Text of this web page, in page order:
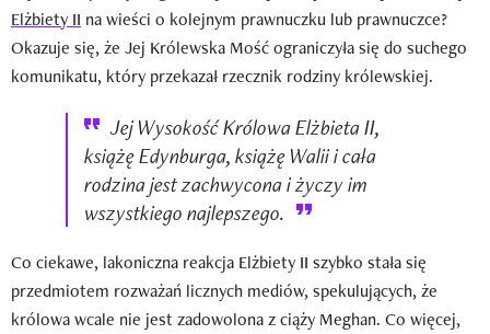
Elżbiety II na wieści o kolejnym prawnuczku lub prawnuczce?
Okazuje się, że Jej Królewska Mość ograniczyła się do suchego
komunikatu, który przekazał rzecznik rodziny królewskiej.
Jej Wysokość Królowa Elżbieta II,
książę Edynburga, książę Walii i cała
rodzina jest zachwycona i życzy im
wszystkiego najlepszego.
Co ciekawe, lakoniczna reakcja Elżbiety II szybko stała się
przedmiotem rozważań licznych mediów, spekulujących, że
królowa wcale nie jest zadowolona z ciąży Meghan. Co więcej,